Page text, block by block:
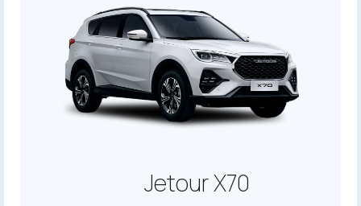
Jetour X70